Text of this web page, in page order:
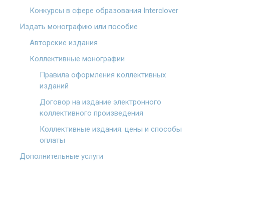
Конкурсы в сфере образования Interclover
Издать монографию или пособие
Авторские издания
Коллективные монографии
Правила оформления коллективных
изданий
Договор на издание электронного
коллективного произведения
Коллективные издания: цены и способы
оплаты
Дополнительные услуги